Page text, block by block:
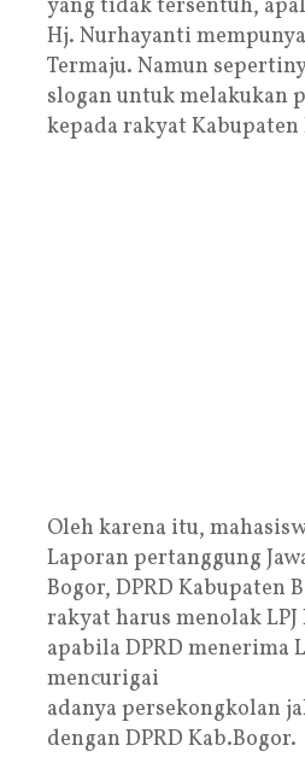
yang tidak tersentuh,
Hj. Nurhayanti
Termaju. Namun
slogan untuk melakukan
kepada rakyat Kabupaten
Oleh karena itu,
Laporan pertanggung
Bogor, DPRD Kabupaten
rakyat harus menolak
apabila DPRD menerima
mencurigai
adanya persekongkolan
dengan DPRD Kab.Bogor.